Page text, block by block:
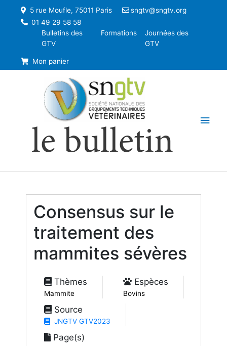
5 rue Moufle, 75011 Paris
sngtv@sngtv.org
01 49 29 58 58
Bulletins des
GTV
Formations
Journées des
GTV
Mon panier
le bulletin
Consensus sur le
traitement des
mammites sévères
Thèmes
Mammite
Espèces
Bovins
Source
JNGTV GTV2023
Page(s)